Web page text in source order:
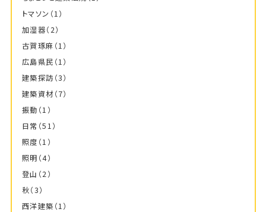
トマソン （1）
加湿器（2）
古賀琢麻 （1）
広島県民 （1）
建築探訪 （3）
建築資材（7）
振動 （1）
日常 （51）
照度 （1）
照明 （4）
登山 （2）
秋（3）
西洋建築 （1）